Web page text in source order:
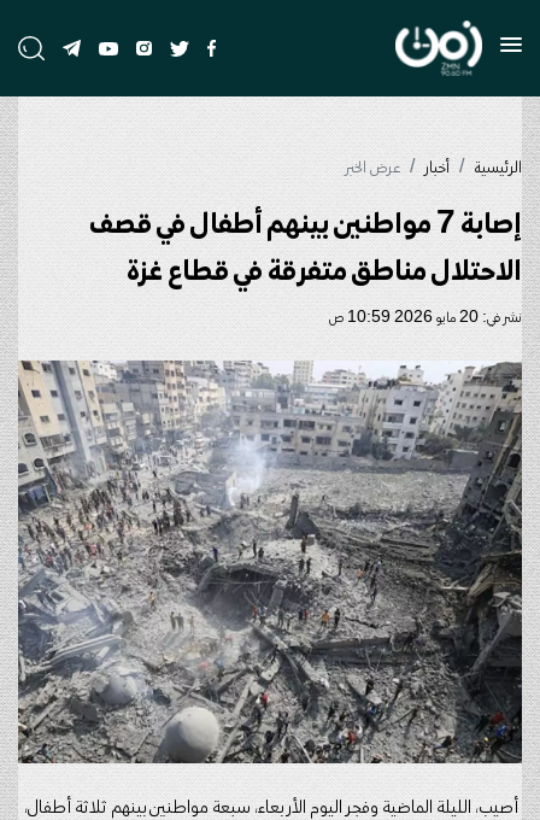
الرئيسية أخبار عرض الخبر
إصابة 7 مواطنين بينهم أطفال في قصف
الاحتلال مناطق متفرقة في قطاع غزة
نشر في: 20 مايو 2026 10:59 ص
أصيب، الليلة الماضية وفجر اليوم الأربعاء، سبعة مواطنين بينهم ثلاثة أطفال،